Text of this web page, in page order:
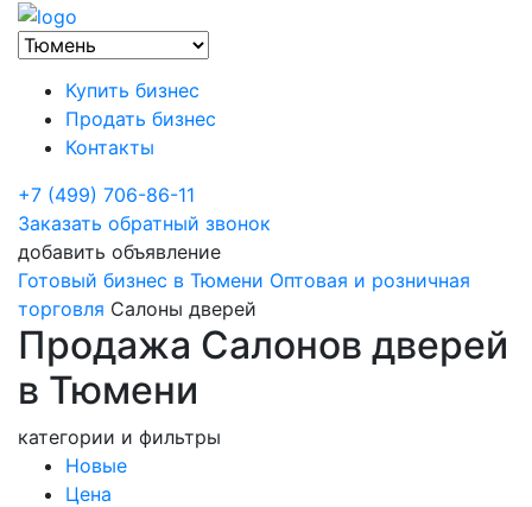
Купить бизнес
Продать бизнес
Контакты
+7 (499) 706-86-11
Заказать обратный звонок
добавить объявление
Готовый бизнес в Тюмени Оптовая и розничная
торговля Салоны дверей
Продажа Салонов дверей
в Тюмени
категории и фильтры
Новые
Цена